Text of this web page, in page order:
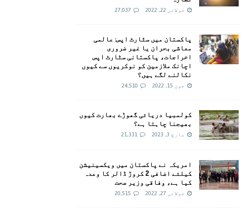
جولائی 22, 2022 27,037
پاکستان میں سٹارٹ اپس: عالمی
معاشی بحران یا غیر ضروری
اخراجات، پاکستانی سٹارٹ اپس
اچانک ملازمین کو نوکریوں سے کیوں
نکالنے لگے ہیں؟
جون 15, 2022 24,510
کولمبیا دریائی گھوڑے بھارت کیوں
بھیجنا چاہتا ہے؟
مارچ 3, 2023 21,331
امريکہ نے پاکستان میں ویکسینیشن
کیلئے اضافی 2 کروڑ ڈالر کا وعدہ
کیا ہے، وفاقی وزیر صحت
جولائی 27, 2022 20,515